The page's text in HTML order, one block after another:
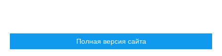
Полная версия сайта